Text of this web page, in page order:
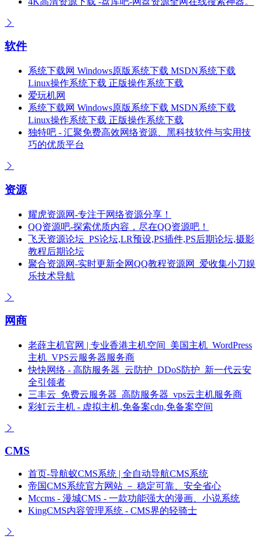
软件
系统下载网 Windows原版系统下载 MSDN系统下载
Linux操作系统下载 正版操作系统下载
爱玩机网
系统下载网 Windows原版系统下载 MSDN系统下载
Linux操作系统下载 正版操作系统下载
独特吧 - 汇聚免费高效网络资源、黑科技软件与实用技
巧的优质平台
资源
耀虎资源网-专注于网络资源分享！
QQ资源吧-探索优质内容，尽在QQ资源吧！
飞天资源论坛_PS论坛,LR预设,PS插件,PS后期论坛,摄影
教程后期论坛
聚合资源网-实时更新全网QQ教程资源网_爱收集小刀娱
乐技术导航
网商
老薛主机官网 | 专业香港主机空间_美国主机_WordPress
主机_VPS云服务器服务商
快快网络 - 高防服务器_云防护_DDoS防护_新一代云安
全引领者
三丰云_免费云服务器_高防服务器_vps云主机服务商
彩虹云主机 - 虚拟主机,免备案cdn,免备案空间
CMS
首页-导航蚁CMS系统 | 全自动导航CMS系统
帝国CMS系统官方网站 － 稳定可靠、安全省心
Mccms - 漫城CMS - 一款功能强大的漫画、小说系统
KingCMS内容管理系统 - CMS界的轻骑士